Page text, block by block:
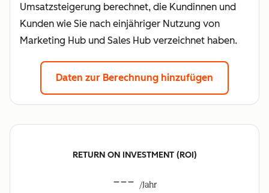
Umsatzsteigerung berechnet, die Kundinnen und
Kunden wie Sie nach einjähriger Nutzung von
Marketing Hub und Sales Hub verzeichnet haben.
Daten zur Berechnung hinzufügen
RETURN ON INVESTMENT (ROI)
--- /Jahr